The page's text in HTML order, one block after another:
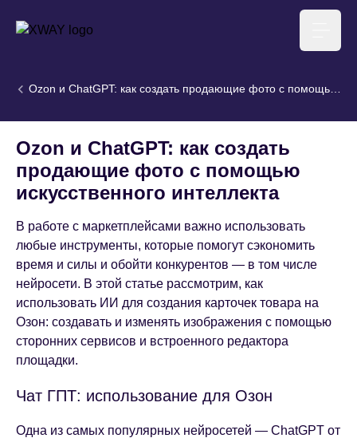
XWAY агентство
Ozon и ChatGPT: как создать продающие фото с помощью
Ozon и ChatGPT: как создать
продающие фото с помощью
искусственного интеллекта
В работе с маркетплейсами важно использовать
любые инструменты, которые помогут сэкономить
время и силы и обойти конкурентов — в том числе
нейросети. В этой статье рассмотрим, как
использовать ИИ для создания карточек товара на
Озон: создавать и изменять изображения с помощью
сторонних сервисов и встроенного редактора
площадки.
Чат ГПТ: использование для Озон
Одна из самых популярных нейросетей — ChatGPT от